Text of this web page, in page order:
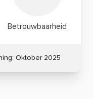
Betrouwbaarheid
Oktober 2025